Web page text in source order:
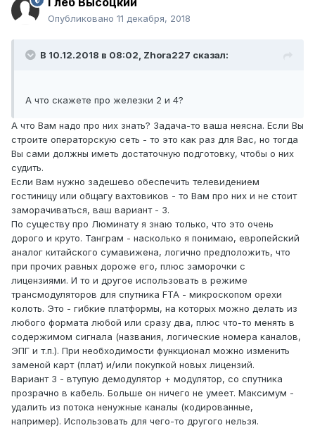
Опубликовано 11 декабря, 2018
В 10.12.2018 в 08:02, Zhora227 сказал:
А что скажете про железки 2 и 4?
А что Вам надо про них знать? Задача-то ваша неясна. Если Вы
строите операторскую сеть - то это как раз для Вас, но тогда
Вы сами должны иметь достаточную подготовку, чтобы о них
судить.
Если Вам нужно задешево обеспечить телевидением
гостиницу или общагу вахтовиков - то Вам про них и не стоит
заморачиваться, ваш вариант - 3.
По существу про Люминату я знаю только, что это очень
дорого и круто. Танграм - насколько я понимаю, европейский
аналог китайского сумавижена, логично предположить, что
при прочих равных дороже его, плюс заморочки с
лицензиями. И то и другое использовать в режиме
трансмодуляторов для спутника FTA - микроскопом орехи
колоть. Это - гибкие платформы, на которых можно делать из
любого формата любой или сразу два, плюс что-то менять в
содержимом сигнала (названия, логические номера каналов,
ЭПГ и т.п.). При необходимости функционал можно изменить
заменой карт (плат) и/или покупкой новых лицензий.
Вариант 3 - втупую демодулятор + модулятор, со спутника
прозрачно в кабель. Больше он ничего не умеет. Максимум -
удалить из потока ненужные каналы (кодированные,
например). Использовать для чего-то другого нельзя.